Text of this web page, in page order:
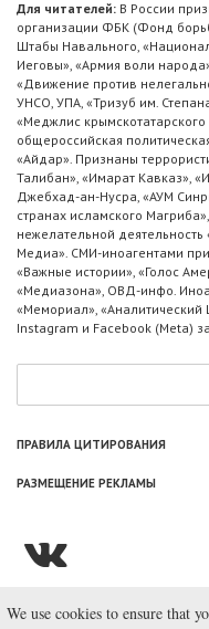
Для читателей: В России
организации ФБК (Фонд
Штабы Навального,
Иеговы», «Армия воли
«Движение против
УНСО, УПА, «Тризуб им.
«Меджлис
общероссийская
«Айдар». Признаны
Талибан», «Имарат Кавказ»,
Джебхад-ан-Нусра, «АУМ
странах исламского
нежелательной
Медиа». СМИ-иноагентами
«Важные истории», «Голос
«Медиазона», ОВД-инфо.
«Мемориал»,
Instagram и Facebook (Metа)
ПРАВИЛА ЦИТИРОВАНИЯ
РАЗМЕЩЕНИЕ РЕКЛАМЫ
© ООО
We use cookies to ensure that